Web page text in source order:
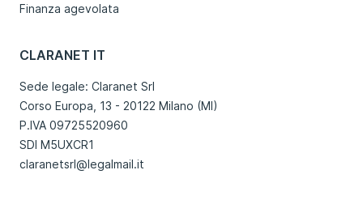
Finanza agevolata
CLARANET IT
Sede legale: Claranet Srl
Corso Europa, 13 - 20122 Milano (MI)
P.IVA 09725520960
SDI M5UXCR1
claranetsrl@legalmail.it